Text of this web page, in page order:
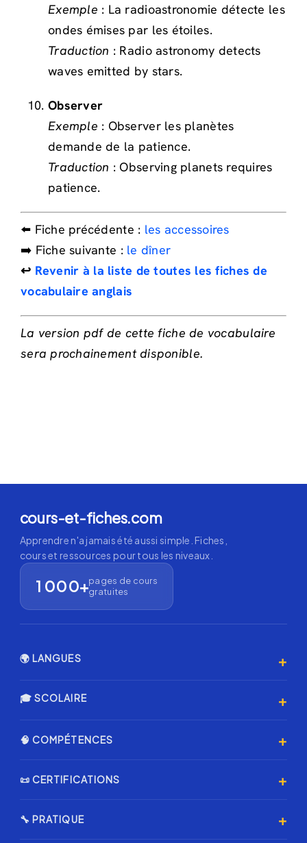
Exemple : La radioastronomie détecte les
ondes émises par les étoiles.
Traduction : Radio astronomy detects
waves emitted by stars.
Observer
Exemple : Observer les planètes
demande de la patience.
Traduction : Observing planets requires
patience.
⬅️ Fiche précédente : les accessoires
➡️ Fiche suivante : le dîner
↩️ Revenir à la liste de toutes les fiches de
vocabulaire anglais
La version pdf de cette fiche de vocabulaire
sera prochainement disponible.
cours-et-fiches.com
Apprendre n'a jamais été aussi simple. Fiches,
cours et ressources pour tous les niveaux.
1 000+pages de cours
gratuites
🌍 LANGUES +
Anglais 🇬🇧
Allemand 🇩🇪
Japonais 🇯🇵
🎓 SCOLAIRE +
Lycée
🧠 COMPÉTENCES +
Musique & Chant
📜 CERTIFICATIONS +
🔧 PRATIQUE +